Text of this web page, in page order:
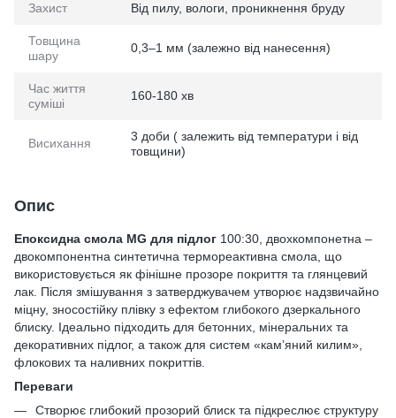
Захист Від пилу, вологи, проникнення бруду
Товщина
шару
0,3–1 мм (залежно від нанесення)
Час життя
суміші
160-180 хв
Висихання
3 доби ( залежить від температури і від
товщини)
Опис
Епоксидна смола MG для підлог 100:30, двохкомпонетна –
двокомпонентна синтетична термореактивна смола, що
використовується як фінішне прозоре покриття та глянцевий
лак. Після змішування з затверджувачем утворює надзвичайно
міцну, зносостійку плівку з ефектом глибокого дзеркального
блиску. Ідеально підходить для бетонних, мінеральних та
декоративних підлог, а також для систем «кам’яний килим»,
флокових та наливних покриттів.
Переваги
Створює глибокий прозорий блиск та підкреслює структуру